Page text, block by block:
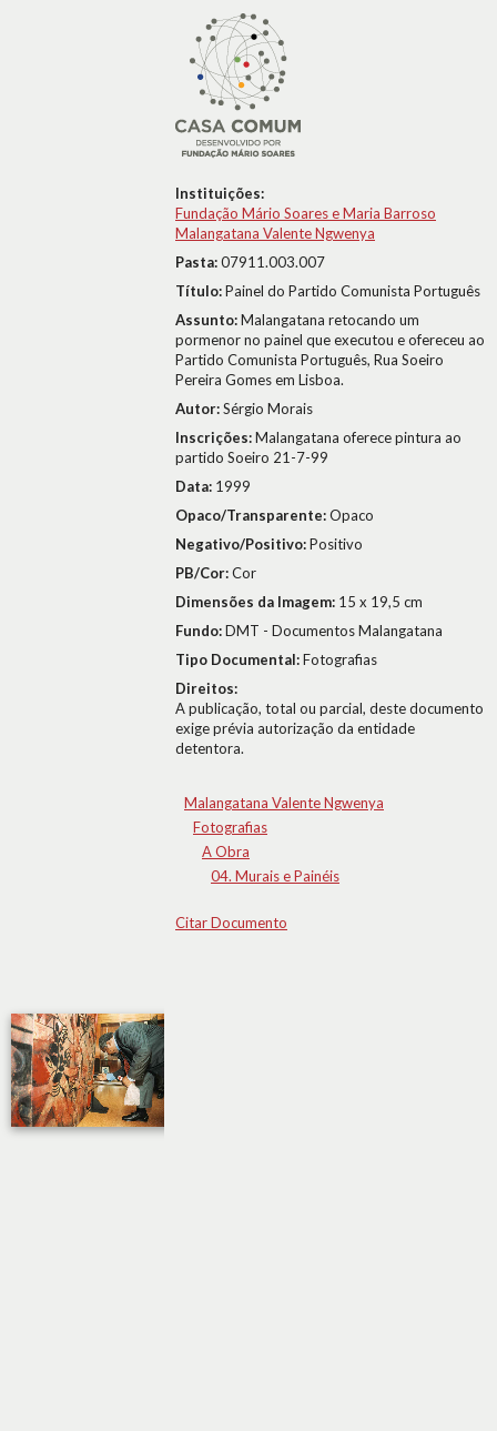
Instituições:
Fundação Mário Soares e Maria Barroso
Malangatana Valente Ngwenya
Pasta:07911.003.007
Título:Painel do Partido Comunista Português
Assunto:Malangatana retocando um
pormenor no painel que executou e ofereceu ao
Partido Comunista Português, Rua Soeiro
Pereira Gomes em Lisboa.
Autor:Sérgio Morais
Inscrições:Malangatana oferece pintura ao
partido Soeiro 21-7-99
Data: 1999
Opaco/Transparente:Opaco
Negativo/Positivo:Positivo
PB/Cor:Cor
Dimensões da Imagem: 15 x 19,5 cm
Fundo:DMT - Documentos Malangatana
Tipo Documental:Fotografias
Direitos:
A publicação, total ou parcial, deste documento
exige prévia autorização da entidade
detentora.
Malangatana Valente Ngwenya
Fotografias
A Obra
04. Murais e Painéis
Citar Documento